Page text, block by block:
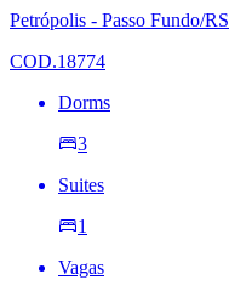
lista
de
Petrópolis - Passo Fundo/RS
COD.18774
Dorms
3
Suites
1
Vagas